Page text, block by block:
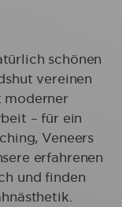
schönen
vereinen
moderner
– für ein
Veneers
erfahrenen
und finden